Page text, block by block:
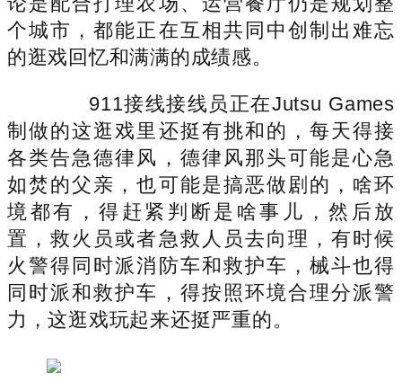
个城市，都能正在互相共同中创制出难忘
的逛戏回忆和满满的成绩感。
911接线接线员正在Jutsu Games
制做的这逛戏里还挺有挑和的，每天得接
各类告急德律风，德律风那头可能是心急
如焚的父亲，也可能是搞恶做剧的，啥环
境都有，得赶紧判断是啥事儿，然后放
置，救火员或者急救人员去向理，有时候
火警得同时派消防车和救护车，械斗也得
同时派和救护车，得按照环境合理分派警
力，这逛戏玩起来还挺严重的。